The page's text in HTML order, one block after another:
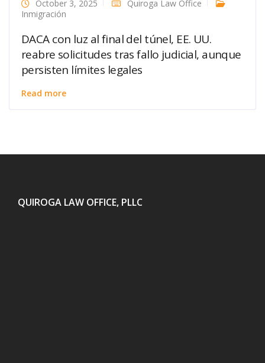
October 3, 2025
Quiroga Law Office
Inmigración
DACA con luz al final del túnel, EE. UU.
reabre solicitudes tras fallo judicial, aunque
persisten límites legales
Read more
QUIROGA LAW OFFICE, PLLC